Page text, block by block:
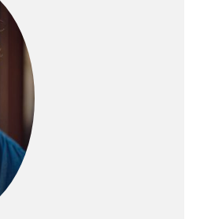
vos jambes lorsque vous êtes
assis ou couché ❤ AVANTAGES
DE L'AMPATEUR DE VISAILLEUR
VISALEUR : Éléments chauffants
en céramique avancés avec
coefficient de chaleur positif
miniaturisé (PTC) pour évaporer
l'eau propre et produire
instantanément une vapeur
visiblement forte. La vapeur aide
à hydrater la peau. La vapeur
aide à nettoyer en profondeur la